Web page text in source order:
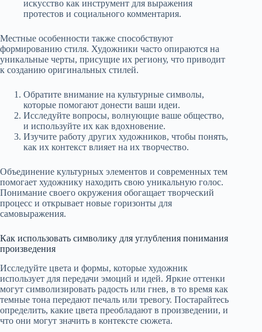
искусство как инструмент для выражения
протестов и социального комментария.
Местные особенности также способствуют
формированию стиля. Художники часто опираются на
уникальные черты, присущие их региону, что приводит
к созданию оригинальных стилей.
Обратите внимание на культурные символы,
которые помогают донести ваши идеи.
Исследуйте вопросы, волнующие ваше общество,
и используйте их как вдохновение.
Изучите работу других художников, чтобы понять,
как их контекст влияет на их творчество.
Объединение культурных элементов и современных тем
помогает художнику находить свою уникальную голос.
Понимание своего окружения обогащает творческий
процесс и открывает новые горизонты для
самовыражения.
Как использовать символику для углубления понимания
произведения
Исследуйте цвета и формы, которые художник
использует для передачи эмоций и идей. Яркие оттенки
могут символизировать радость или гнев, в то время как
темные тона передают печаль или тревогу. Постарайтесь
определить, какие цвета преобладают в произведении, и
что они могут значить в контексте сюжета.